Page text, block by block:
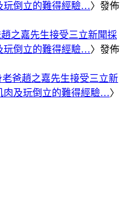
玩倒立的難得經驗…〉發佈
之嘉先生接受三立新聞採
玩倒立的難得經驗…〉發佈
老爸趙之嘉先生接受三立新
肉及玩倒立的難得經驗…〉